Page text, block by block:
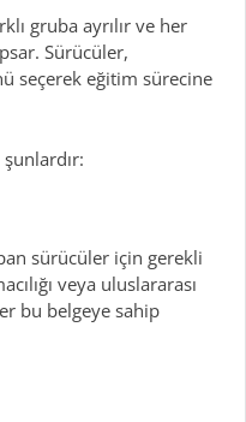
gruba ayrılır ve her
Sürücüler,
seçerek eğitim sürecine
şunlardır:
sürücüler için gerekli
veya uluslararası
bu belgeye sahip